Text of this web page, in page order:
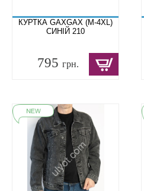
КУРТКА GAXGAX (M-4XL)
СИНІЙ 210
795 грн.